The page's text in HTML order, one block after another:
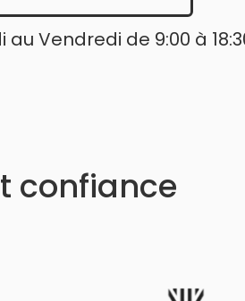
au Vendredi de 9:00 à
confiance